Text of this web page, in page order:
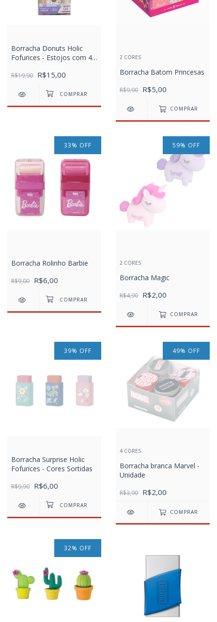
Borracha Donuts Holic
Fofurices - Estojos com 4
R$19,90 R$15,00
2 CORES
Borracha Batom Princesas
R$9,90 R$5,00
COMPRAR
33% OFF
Borracha Rolinho Barbie
R$9,00 R$6,00
59% OFF
2 CORES
Borracha Magic
R$4,90 R$2,00
COMPRAR
39% OFF
Borracha Surprise Holic
Fofurices - Cores Sortidas
R$9,90 R$6,00
49% OFF
4 CORES
Borracha branca Marvel -
Unidade
R$3,90 R$2,00
COMPRAR
32% OFF